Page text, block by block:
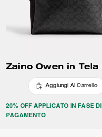
Aggiungi Al Carrello
20% OFF APPLICATO IN FASE DI
PAGAMENTO